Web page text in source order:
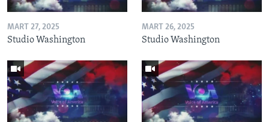
MART 27, 2025
Studio Washington
MART 26, 2025
Studio Washington